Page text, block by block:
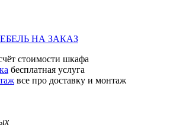
НА ЗАКАЗ
стоимости шкафа
бесплатная услуга
все про доставку и монтаж